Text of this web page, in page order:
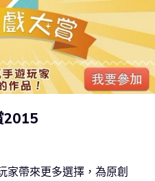
2015
家帶來更多選擇，為原創